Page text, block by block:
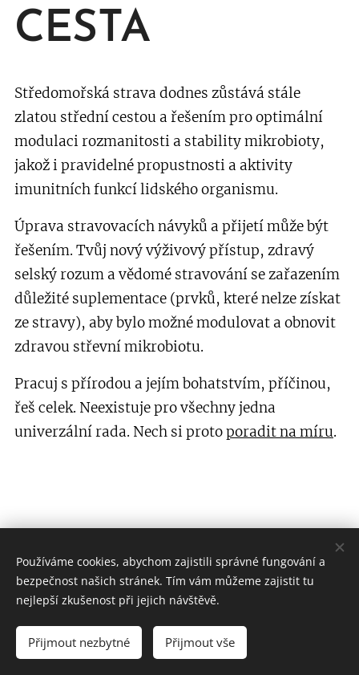
CESTA
Středomořská strava dodnes zůstává stále
zlatou střední cestou a řešením pro optimální
modulaci rozmanitosti a stability mikrobioty,
jakož i pravidelné propustnosti a aktivity
imunitních funkcí lidského organismu.
Úprava stravovacích návyků a přijetí může být
řešením. Tvůj novývýživový přístup, zdravý
selský rozum a vědomé stravování se zařazením
důležité suplementace (prvků, které nelze získat
ze stravy), aby bylo možné modulovat a obnovit
zdravou střevní mikrobiotu.
Pracuj s přírodou a jejím bohatstvím, příčinou,
řeš celek. Neexistuje pro všechny jedna
univerzální rada. Nech si protoporadit na míru.
Používáme cookies, abychom zajistili správné fungování a
bezpečnost našich stránek. Tím vám můžeme zajistit tu
nejlepší zkušenost při jejich návštěvě.
Přijmout nezbytné Přijmout vše